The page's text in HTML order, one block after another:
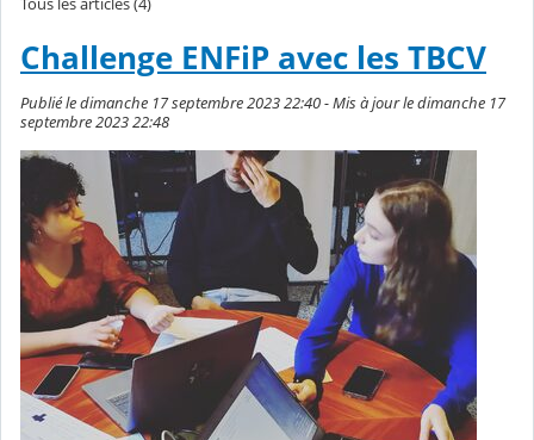
Challenge ENFiP avec les TBCV
Publié le dimanche 17 septembre 2023 22:40 - Mis à jour le dimanche 17
septembre 2023 22:48